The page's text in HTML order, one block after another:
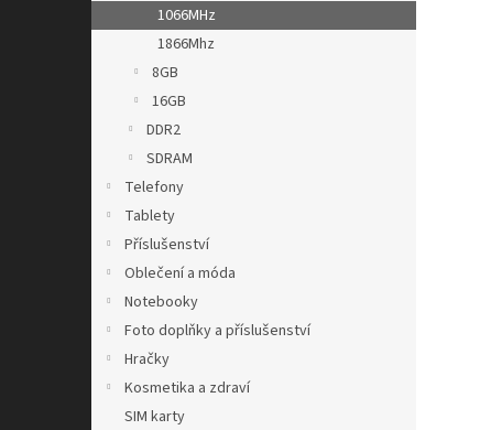
1066MHz
1866Mhz
8GB
16GB
DDR2
SDRAM
Telefony
Tablety
Příslušenství
Oblečení a móda
Notebooky
Foto doplňky a příslušenství
Hračky
Kosmetika a zdraví
SIM karty